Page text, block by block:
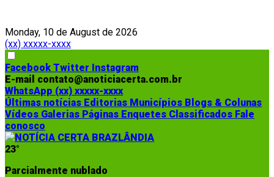
Monday, 10 de August de 2026
(xx) xxxxx-xxxx
Facebook Twitter Instagram
E-mail contato@anoticiacerta.com.br
WhatsApp (xx) xxxxx-xxxx
Últimas notícias Editorias Municípios Blogs & Colunas
Vídeos Galerias Páginas Enquetes Classificados Fale
conosco
23°
Parcialmente nublado